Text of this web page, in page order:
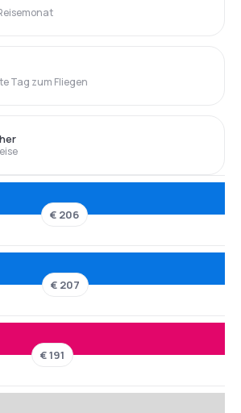
Tag zum Fliegen
€ 206
€ 207
€ 191